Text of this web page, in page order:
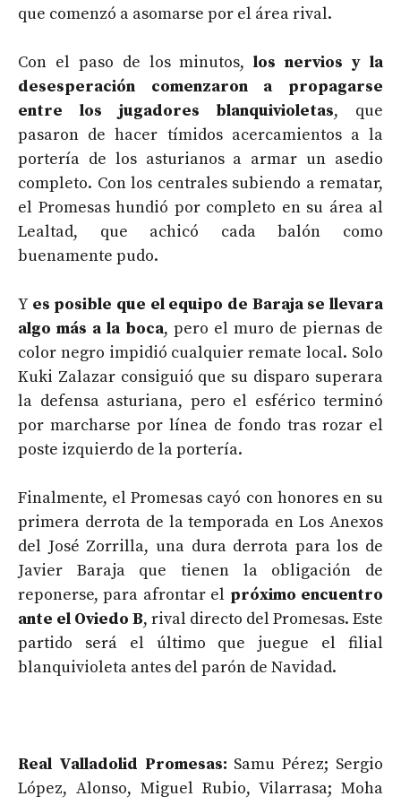
que comenzó a asomarse por el área rival.
Con el paso de los minutos,los nervios y la
desesperación comenzaron a propagarse
entre los jugadores blanquivioletas, que
pasaron de hacer tímidos acercamientos a la
portería de los asturianos a armar un asedio
completo. Con los centrales subiendo a rematar,
el Promesas hundió por completo en su área al
Lealtad, que achicó cada balón como
buenamente pudo.
Y es posible que el equipo de Baraja se llevara
algo más a la boca, pero el muro de piernas de
color negro impidió cualquier remate local. Solo
Kuki Zalazar consiguió que su disparo superara
la defensa asturiana, pero el esférico terminó
por marcharse por línea de fondo tras rozar el
poste izquierdo de la portería.
Finalmente, el Promesas cayó con honores en su
primera derrota de la temporada en Los Anexos
del José Zorrilla, una dura derrota para los de
Javier Baraja que tienen la obligación de
reponerse, para afrontar el próximo encuentro
ante el Oviedo B, rival directo del Promesas. Este
partido será el último que juegue el filial
blanquivioleta antes del parón de Navidad.
Real Valladolid Promesas: Samu Pérez; Sergio
López, Alonso, Miguel Rubio, Vilarrasa; Moha